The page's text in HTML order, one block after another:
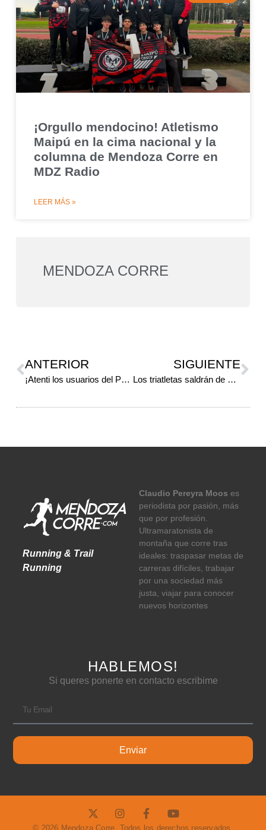
¡Orgullo mendocino! Atletismo
Maipú en la cima nacional y la
columna de Mendoza Corre en
MDZ Radio
LEER MÁS »
MENDOZA CORRE
ANTERIOR
¡Atenti los usuarios del Parque Deportivo de Montaña!
SIGUIENTE
Los triatletas saldrán de cosecha
Running & Trail
Running
Claudio Pereyra Moos es
periodista por pasión, más
que por profesión.
Ultramaratonista de
montaña que corre tras
ideales: traspasar metas de
carreras difíciles, trabajar
por una sociedad más
justa, viajar para conocer
nuevos horizontes
HABLEMOS!
Si queres ponerte en contacto escribime
Enviar
© 2026 Mendoza Corre. Todos los derechos reservados.